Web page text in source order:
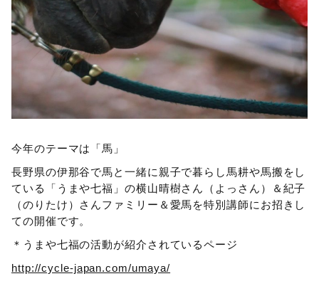
今年のテーマは「馬」
長野県の伊那谷で馬と一緒に親子で暮らし馬耕や馬搬をし
ている「うまや七福」の横山晴樹さん（よっさん）＆紀子
（のりたけ）さんファミリー＆愛馬を特別講師にお招きし
ての開催です。
＊うまや七福の活動が紹介されているページ
http://cycle-japan.com/umaya/